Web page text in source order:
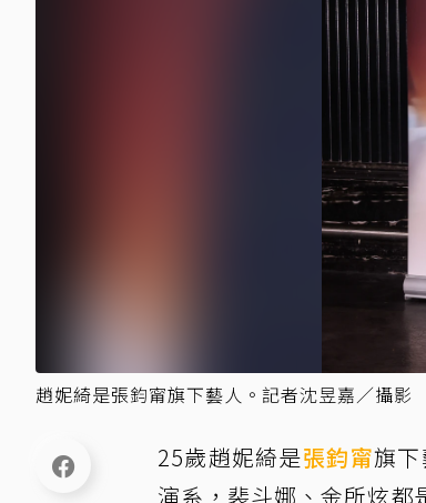
趙妮綺是張鈞甯旗下藝人。記者沈昱嘉／攝影
25歲趙妮綺是張鈞甯旗
演系，裴斗娜、金所炫